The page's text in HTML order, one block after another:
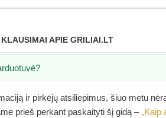
APIE GRILIAI.LT
ir pirkėjų atsiliepimus, šiuo metu
prieš perkant paskaityti šį gidą –„Kaip